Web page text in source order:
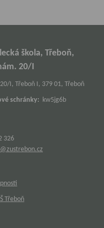
škola, Třeboň,
20/I
I, Třeboň I, 379 01, Třeboň
schránky: kw5jg6b
326
Třeboň